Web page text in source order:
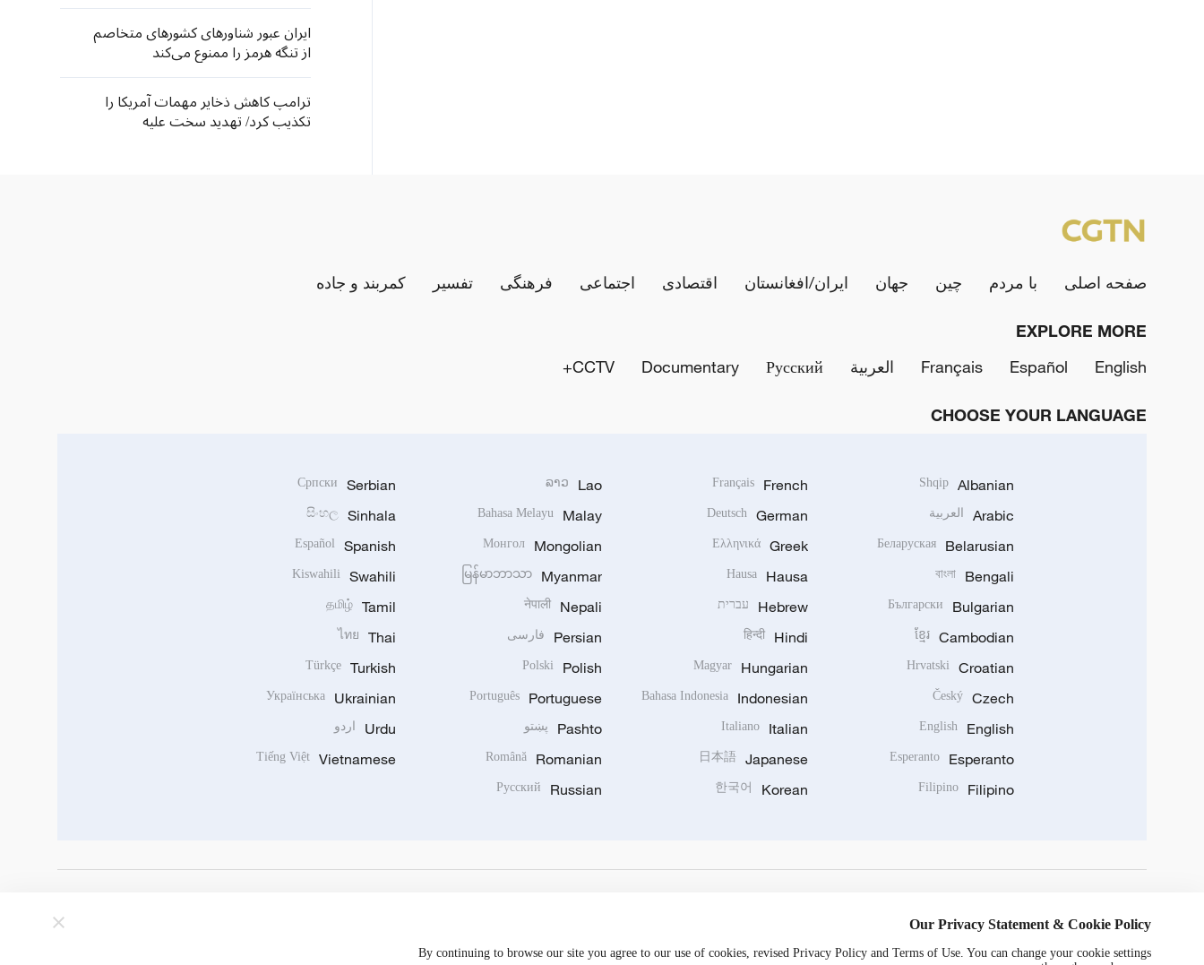
ایران عبور شناورهای کشورهای متخاصم
از تنگه هرمز را ممنوع می‌کند
ترامپ کاهش ذخایر مهمات آمریکا را
تکذیب کرد/ تهدید سخت علیه
صفحه اصلی با مردم چین جهان ایران/افغانستان اقتصادی اجتماعی فرهنگی تفسیر کمربند و جاده
EXPLORE MORE
English
Español
Français العربية Русский
Documentary
CCTV+
CHOOSE YOUR LANGUAGE
Albanian
Shqip
Arabic العربية
Belarusian
Беларуская
Bengali
বাংলা
Bulgarian
Български
Cambodian
ខ្មែរ
Croatian
Hrvatski
Czech
Český
English
English
Esperanto
Esperanto
Filipino
Filipino
French
Français
German
Deutsch
Greek
Ελληνικά
Hausa
Hausa
Hebrew עברית
Hindi
हिन्दी
Hungarian
Magyar
Indonesian
Bahasa Indonesia
Italian
Italiano
Japanese
日本語
Korean
한국어
Lao
ລາວ
Malay
Bahasa Melayu
Mongolian
Монгол
Myanmar
မြန်မာဘာသာ
Nepali
नेपाली
Persian فارسی
Polish
Polski
Portuguese
Português
Pashto پښتو
Romanian
Română
Russian
Русский
Serbian
Српски
Sinhala
සිංහල
Spanish
Español
Swahili
Kiswahili
Tamil
தமிழ்
Thai
ไทย
Turkish
Türkçe
Ukrainian
Українська
Urdu اردو
Vietnamese
Tiếng Việt
Our Privacy Statement & Cookie Policy
By continuing to browse our site you agree to our use of cookies, revised Privacy Policy and Terms of Use. You can change your cookie settings